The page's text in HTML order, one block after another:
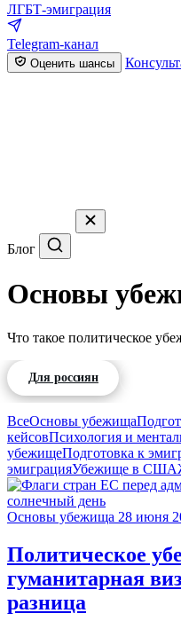
ЛГБТ-эмиграция
Telegram-канал
Оценить шансы
Блог
Основы
Что такое политическое
Для россиян
ВсеОсновы убежища
кейсовПсихология и
убежищеПодготовка к
эмиграцияУбежище в США
Основы убежища 28 июня
Политическое
гуманитарная
разница